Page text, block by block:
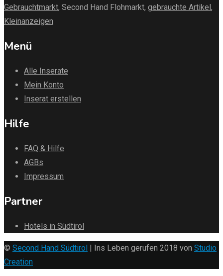
Gebrauchtmarkt, Second Hand Flohmarkt, gebrauchte Artikel ,
Kleinanzeigen
Menü
Alle Inserate
Mein Konto
Inserat erstellen
Hilfe
FAQ & Hilfe
AGBs
Impressum
Partner
Hotels in Südtirol
© Second Hand Südtirol | Ins Leben gerufen 2018 von Studio
Creation